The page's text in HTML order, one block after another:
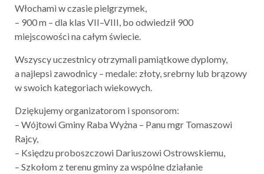
Włochami w czasie pielgrzymek,
– 900 m – dla klas VII–VIII, bo odwiedził 900
miejscowości na całym świecie.
Wszyscy uczestnicy otrzymali pamiątkowe dyplomy,
a najlepsi zawodnicy – medale: złoty, srebrny lub brązowy
w swoich kategoriach wiekowych.
Dziękujemy organizatorom i sponsorom:
– Wójtowi Gminy Raba Wyżna – Panu mgr Tomaszowi
Rajcy,
– Księdzu proboszczowi Dariuszowi Ostrowskiemu,
– Szkołom z terenu gminy za wspólne działanie